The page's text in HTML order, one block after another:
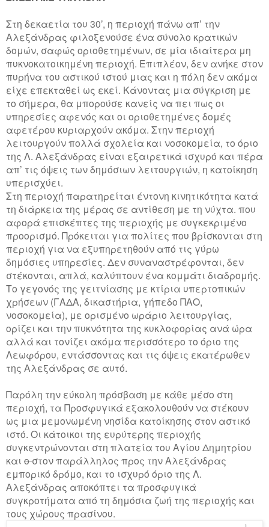
Στη δεκαετία του 30’, η περιοχή πάνω απ’ την
Αλεξάνδρας φιλοξενούσε ένα σύνολο κρατικών
δομών, σαφώς οριοθετημένων, σε μία ιδιαίτερα μη
πυκνοκατοικημένη περιοχή. Επιπλέον, δεν ανήκε στον
πυρήνα του αστικού ιστού μιας και η πόλη δεν ακόμα
είχε επεκταθεί ως εκεί. Κάνοντας μια σύγκριση με
το σήμερα, θα μπορούσε κανείς να πει πως οι
υπηρεσίες αφενός και οι οριοθετημένες δομές
αφετέρου κυριαρχούν ακόμα. Στην περιοχή
λειτουργούν πολλά σχολεία και νοσοκομεία, το όριο
της Λ. Αλεξάνδρας είναι εξαιρετικά ισχυρό και πέρα
απ’ τις όψεις των δημόσιων λειτουργιών, η κατοίκηση
υπερισχύει.
Στη περιοχή παρατηρείται έντονη κινητικότητα κατά
τη διάρκεια της μέρας σε αντίθεση με τη νύχτα. που
αφορά επισκέπτες της περιοχής με συγκεκριμένο
προορισμό. Πρόκειται για πολίτες που βρίσκονται στη
περιοχή για να εξυπηρετηθούν από τις γύρω
δημόσιες υπηρεσίες. Δεν συναναστρέφονται, δεν
στέκονται, απλά, καλύπτουν ένα κομμάτι διαδρομής.
Το γεγονός της γειτνίασης με κτίρια υπερτοπικών
χρήσεων (ΓΑΔΑ, δικαστήρια, γήπεδο ΠΑΟ,
νοσοκομεία), με ορισμένο ωράριο λειτουργίας,
ορίζει και την πυκνότητα της κυκλοφορίας ανά ώρα
αλλά και τονίζει ακόμα περισσότερο το όριο της
Λεωφόρου, εντάσσοντας και τις όψεις εκατέρωθεν
της Αλεξάνδρας σε αυτό.
Παρόλη την εύκολη πρόσβαση με κάθε μέσο στη
περιοχή, τα Προσφυγικά εξακολουθούν να στέκουν
ως μια μεμονωμένη νησίδα κατοίκησης στον αστικό
ιστό. Οι κάτοικοι της ευρύτερης περιοχής
συγκεντρώνονται στη πλατεία του Αγίου Δημητρίου
και οστον παράλληλος προς την Αλεξάνδρας
εμπορικό δρόμο, και το ισχυρό όριο της Λ.
Αλεξάνδρας αποκόπτει τα προσφυγικά
συγκροτήματα από τη δημόσια ζωή της περιοχής και
τους χώρους πρασίνου.